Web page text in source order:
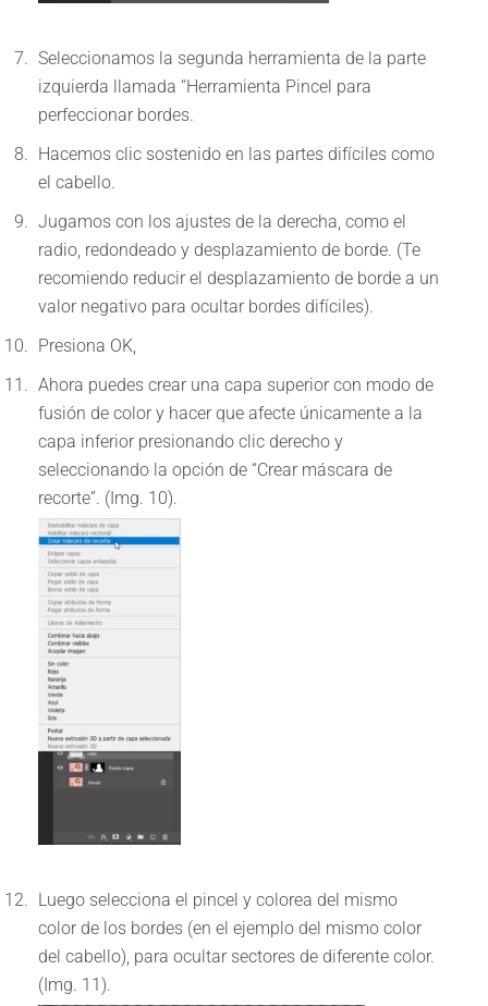
Seleccionamos la segunda herramienta de la parte
izquierda llamada “Herramienta Pincel para
perfeccionar bordes.
Hacemos clic sostenido en las partes difíciles como
el cabello.
Jugamos con los ajustes de la derecha, como el
radio, redondeado y desplazamiento de borde. (Te
recomiendo reducir el desplazamiento de borde a un
valor negativo para ocultar bordes difíciles).
Presiona OK,
Ahora puedes crear una capa superior con modo de
fusión de color y hacer que afecte únicamente a la
capa inferior presionando clic derecho y
seleccionando la opción de “Crear máscara de
recorte”. (Img. 10).
Luego selecciona el pincel y colorea del mismo
color de los bordes (en el ejemplo del mismo color
del cabello), para ocultar sectores de diferente color.
(Img. 11).